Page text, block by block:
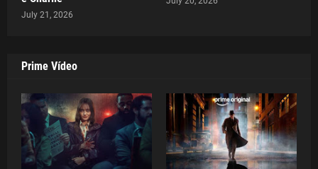
July 21, 2026
Prime Vídeo